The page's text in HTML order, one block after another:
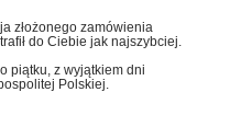
złożonego zamówienia
do Ciebie jak najszybciej.
piątku, z wyjątkiem dni
Polskiej.